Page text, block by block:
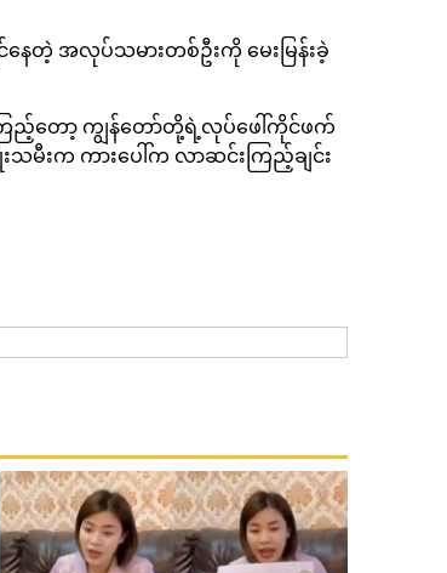
ေတဲ့ အလုပ်သမားတစ်ဦးကို မေးမြန်းခဲ့
ည့်တော့ ကျွန်တော်တို့ရဲ့လုပ်ဖေါ်ကိုင်ဖက်
မီးက ကားပေါ်က လာဆင်းကြည့်ချင်း